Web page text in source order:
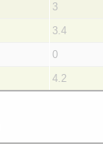
3
3.4
0
4.2